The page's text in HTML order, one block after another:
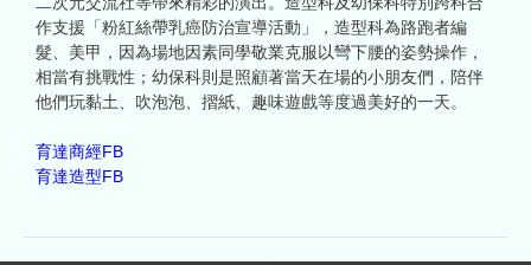
作支援「粉紅絲帶乳癌防治宣導活動」，造型科為路跑者編
髮、美甲，因為場地因素同學敬業克服以彎下腰的姿勢操作，
相當有挑戰性；幼保科則是照顧著當天在場的小朋友們，陪伴
他們玩黏土、吹泡泡、摺紙、趣味遊戲等度過美好的一天。
育達商經FB
育達造型FB